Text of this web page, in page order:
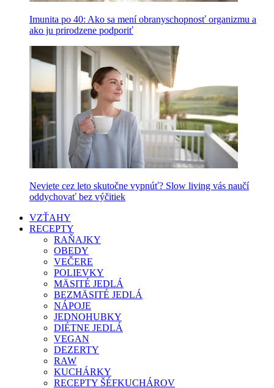
Imunita po 40: Ako sa mení obranyschopnosť organizmu a
ako ju prirodzene podporiť
Neviete cez leto skutočne vypnúť? Slow living vás naučí
oddychovať bez výčitiek
VZŤAHY
RECEPTY
RAŇAJKY
OBEDY
VEČERE
POLIEVKY
MÄSITÉ JEDLÁ
BEZMÄSITÉ JEDLÁ
NÁPOJE
JEDNOHUBKY
DIÉTNE JEDLÁ
VEGAN
DEZERTY
RAW
KUCHÁRKY
RECEPTY ŠÉFKUCHÁROV